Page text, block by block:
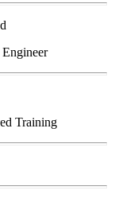
Training